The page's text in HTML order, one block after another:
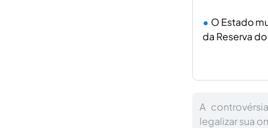
O Estado
da Reserva
A
legalizar sua